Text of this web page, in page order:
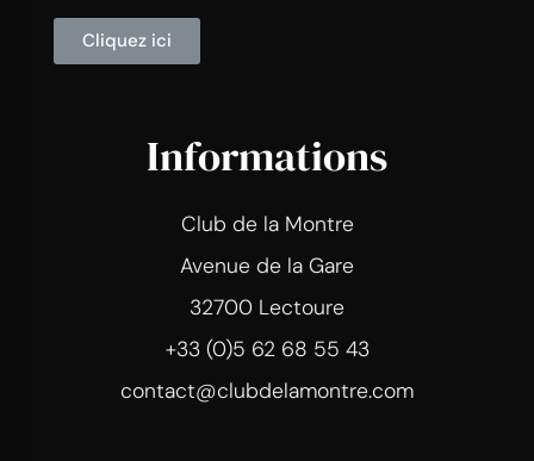
Cliquez ici
Informations
Club de la Montre
Avenue de la Gare
32700 Lectoure
+33 (0)5 62 68 55 43
contact@clubdelamontre.com